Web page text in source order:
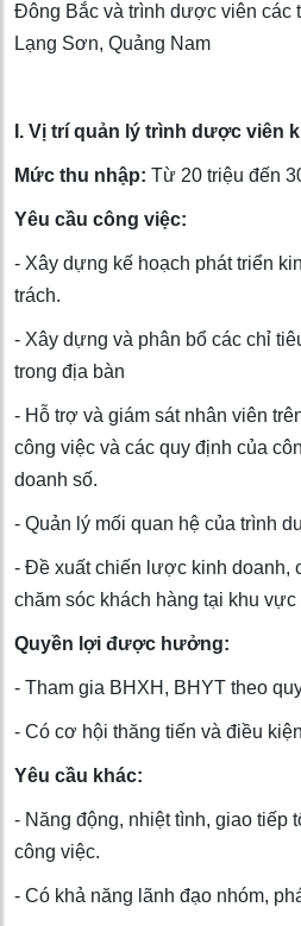
Đông Bắc và trình dược viên các
Lạng Sơn, Quảng Nam
I. Vị trí quản lý trình dược viên
Mức thu nhập: Từ 20 triệu đến
Yêu cầu công việc:
- Xây dựng kế hoạch phát triển
trách.
- Xây dựng và phân bổ các chỉ
trong địa bàn
- Hỗ trợ và giám sát nhân viên
công việc và các quy định của
doanh số.
- Quản lý mối quan hệ của trình
- Đề xuất chiến lược kinh doanh,
chăm sóc khách hàng tại khu vực
Quyền lợi được hưởng:
- Tham gia BHXH, BHYT theo
- Ϲó cơ hội thăng tiến và điều
Yêu cầu khác:
- Năng động, nhiệt tình, giao tiếp
công việc.
- Có khả năng lãnh đạo nhóm,